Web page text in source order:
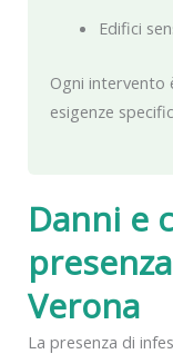
Danni e
Verona
La presenza di
Edifici
Ogni intervento
esigenze